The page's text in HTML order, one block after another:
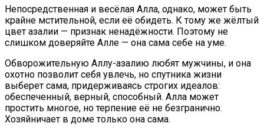
Непосредственная и весёлая Алла, однако, может быть
крайне мстительной, если её обидеть. К тому же жёлтый
цвет азалии — признак ненадёжности. Поэтому не
слишком доверяйте Алле — она сама себе на уме.
Обворожительную Аллу-азалию любят мужчины, и она
охотно позволит себя увлечь, но спутника жизни
выберет сама, придерживаясь строгих идеалов:
обеспеченный, верный, способный. Алла может
простить многое, но терпение её не безгранично.
Хозяйничает в доме только она сама.